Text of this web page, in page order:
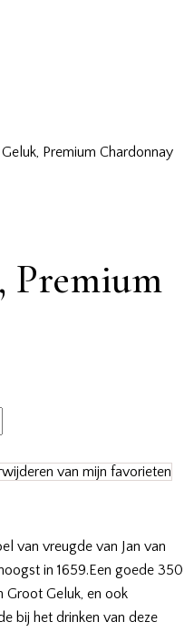
Premium Chardonnay
Premium
van mijn favorieten
van vreugde van Jan van
in 1659.Een goede 350
Groot Geluk, en ook
bij het drinken van deze